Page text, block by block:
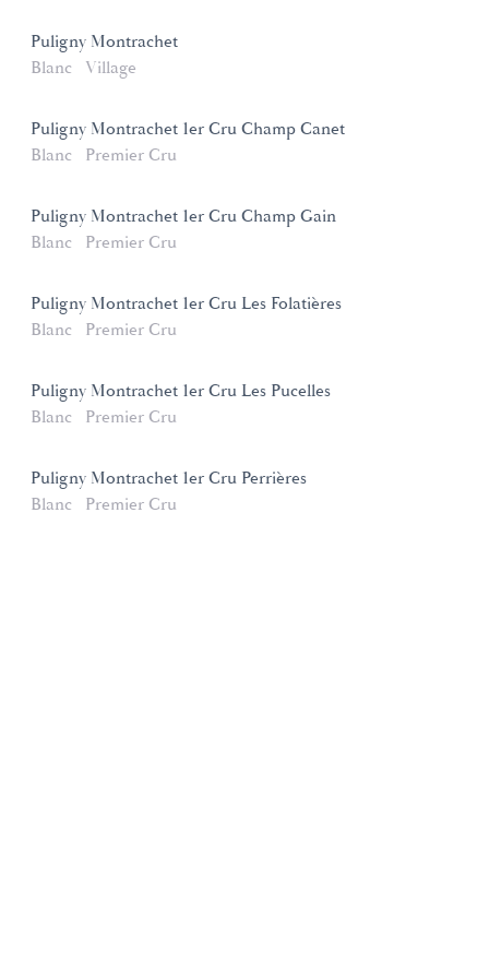
Puligny Montrachet
Blanc
Village
Puligny Montrachet 1er Cru Champ Canet
Blanc
Premier Cru
Puligny Montrachet 1er Cru Champ Gain
Blanc
Premier Cru
Puligny Montrachet 1er Cru Les Folatières
Blanc
Premier Cru
Puligny Montrachet 1er Cru Les Pucelles
Blanc
Premier Cru
Puligny Montrachet 1er Cru Perrières
Blanc
Premier Cru